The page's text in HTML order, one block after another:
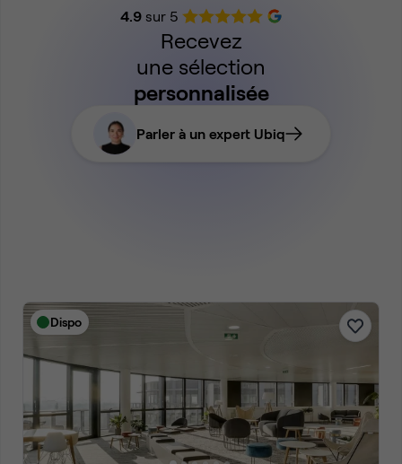
4.9sur 5
Recevez
une sélection
personnalisée
Parler à un expert Ubiq
Dispo